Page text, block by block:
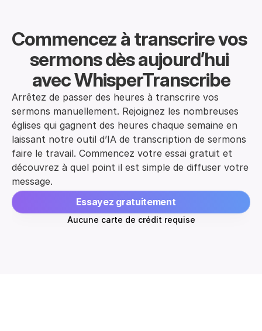
Commencez à transcrire vos
sermons dès aujourd’hui
avec WhisperTranscribe
Arrêtez de passer des heures à transcrire vos
sermons manuellement. Rejoignez les nombreuses
églises qui gagnent des heures chaque semaine en
laissant notre outil d’IA de transcription de sermons
faire le travail. Commencez votre essai gratuit et
découvrez à quel point il est simple de diffuser votre
message.
Essayez gratuitement
Aucune carte de crédit requise